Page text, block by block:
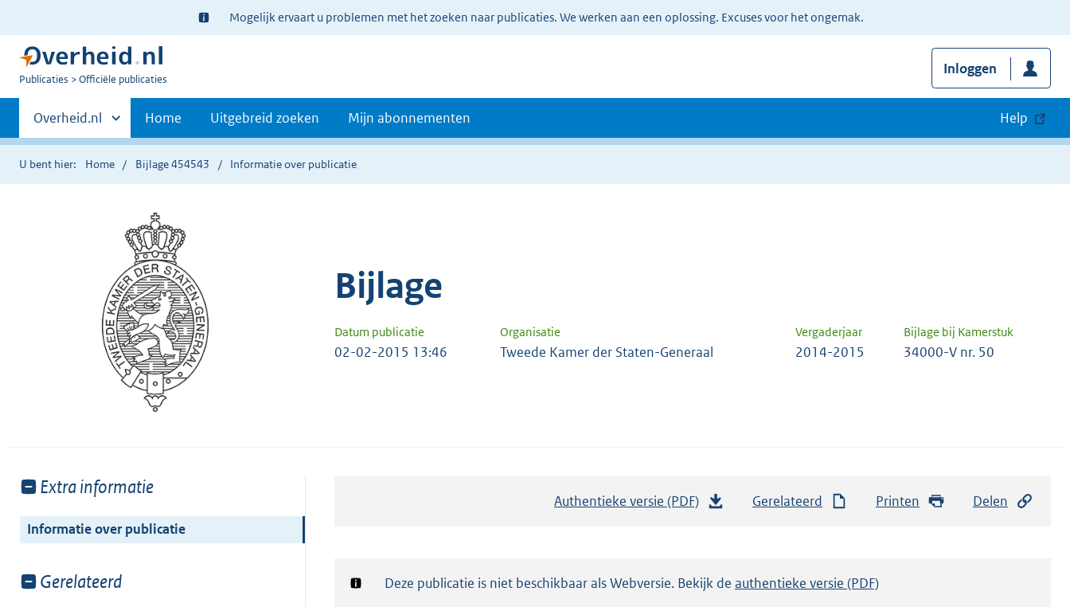
Ter
informatie:
Mogelijk ervaart u problemen met het zoeken naar publicaties. We werken aan een oplossing. Excuses voor het ongemak.
U
Publicaties Officiële publicaties
Inloggen
Primaire
navigatie
Andere
sites
binnen
Overheid.nl Home Uitgebreid zoeken Mijn abonnementen Help
U bent hier: Home Bijlage 454543 Informatie over publicatie
Bijlage
Datum publicatie Organisatie Vergaderjaar Bijlage bij Kamerstuk
02-02-2015 13:46 Tweede Kamer der Staten-Generaal 2014-2015 34000-V nr. 50
Toon
van:
Extra informatie
Informatie over publicatie
Toon
Gerelateerd
Authentieke versie (PDF)
a
Gerelateerd Printen Delen
Notificatie:
Deze publicatie is niet beschikbaar als Webversie. Bekijk de authentieke versie (PDF)